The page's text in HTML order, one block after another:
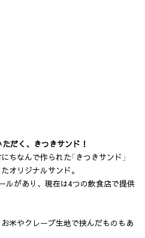
だく、きつきサンド！
ちなんで作られた「きつきサンド」
オリジナルサンド。
ルがあり、現在は4つの飲食店で提供
米やクレープ生地で挟んだものもあ